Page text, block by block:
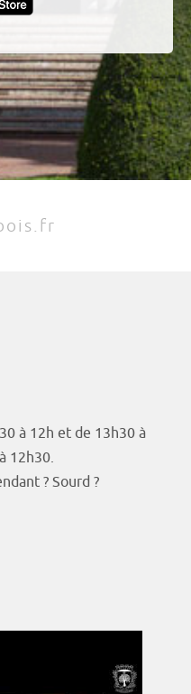
à 12h et de 13h30 à
12h30.
? Sourd ?